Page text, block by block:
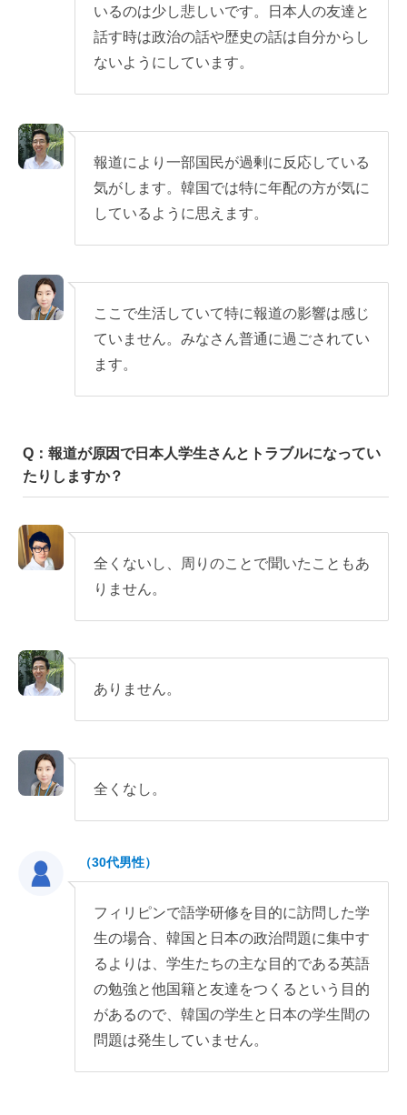
いるのは少し悲しいです。日本人の友達と
話す時は政治の話や歴史の話は自分からし
ないようにしています。
報道により一部国民が過剰に反応している
気がします。韓国では特に年配の方が気に
しているように思えます。
ここで生活していて特に報道の影響は感じ
ていません。みなさん普通に過ごされてい
ます。
Q：報道が原因で日本人学生さんとトラブルになってい
たりしますか？
全くないし、周りのことで聞いたこともあ
りません。
ありません。
全くなし。
（30代男性）
フィリピンで語学研修を目的に訪問した学
生の場合、韓国と日本の政治問題に集中す
るよりは、学生たちの主な目的である英語
の勉強と他国籍と友達をつくるという目的
があるので、韓国の学生と日本の学生間の
問題は発生していません。